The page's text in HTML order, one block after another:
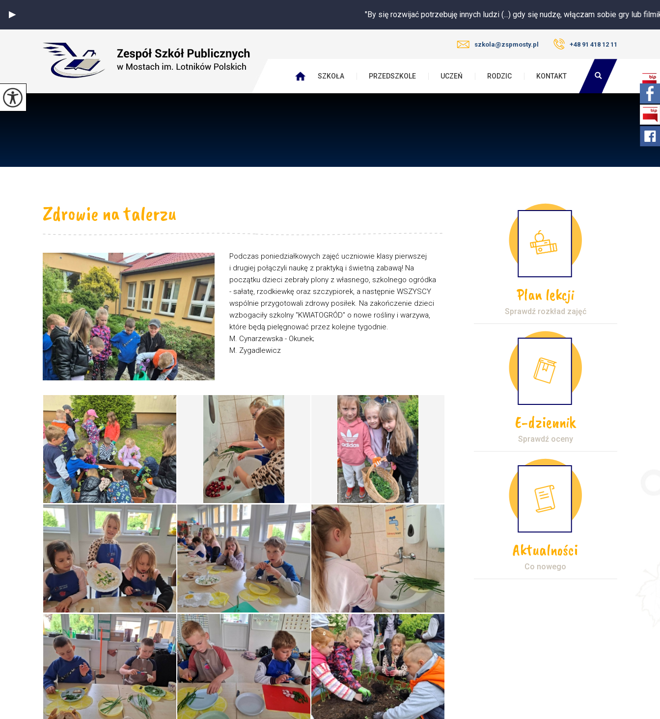
"By się rozwijać potrzebuję innych ludzi (...) gdy się nudzę, włączam sobie gry lub filmik. Nie potrafię
szkola@zspmosty.pl +48 91 418 12 11
SZKOŁA PRZEDSZKOLE UCZEŃ RODZIC KONTAKT
Zdrowie na talerzu
Podczas poniedziałkowych zajęć uczniowie klasy pierwszej
i drugiej połączyli naukę z praktyką i świetną zabawą! Na
początku dzieci zebrały plony z własnego, szkolnego ogródka
- sałatę, rzodkiewkę oraz szczypiorek, a następnie WSZYSCY
wspólnie przygotowali zdrowy posiłek. Na zakończenie dzieci
wzbogaciły szkolny "KWIATOGRÓD" o nowe rośliny i warzywa,
które będą pielęgnować przez kolejne tygodnie.
M. Cynarzewska - Okunek;
M. Zygadlewicz
Plan lekcji
Sprawdź rozkład zajęć
E-dziennik
Sprawdź oceny
Aktualności
Co nowego